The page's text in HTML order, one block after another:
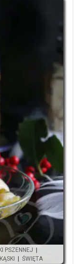
PSZENNEJ
ŚWIĘTA